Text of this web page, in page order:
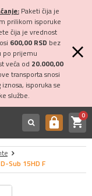
Paketi čija je
prilikom isporuke
čija je vrednost
600,00 RSD bez
po prijemu
veća od 20.000,00
transporta snosi
isporuka se
službe.
https shopping_cart0
D-Sub 15HD F